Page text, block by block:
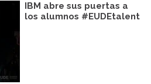
IBM abre sus puertas a
los alumnos #EUDEtalent